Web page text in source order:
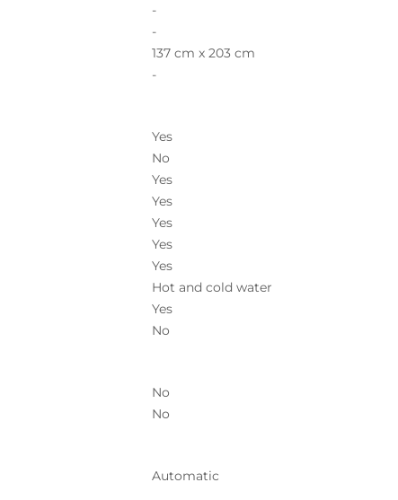
-
-
137 cm x 203 cm
-
Yes
No
Yes
Yes
Yes
Yes
Yes
Hot and cold water
Yes
No
No
No
Automatic